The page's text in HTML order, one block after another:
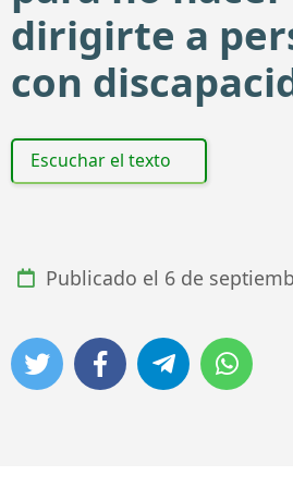
dirigirte a
con
Escuchar el texto
Publicado el 6 de